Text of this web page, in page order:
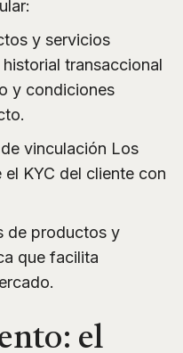
y servicios
transaccional
y condiciones
vinculación Los
KYC del cliente con
de productos y
que facilita
el